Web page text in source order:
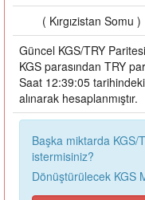
( Kırgızistan Somu )
Güncel KGS/TRY
KGS parasından TRY
Saat 12:39:05
alınarak hesaplanmıştır.
Başka miktarda KGS/
istermisiniz?
Dönüştürülecek KGS